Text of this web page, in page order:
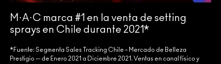
M·A·C marca #1 en la venta de setting
sprays en Chile durante 2021*
*Fuente: Segmenta Sales Tracking Chile – Mercado de Belleza
Prestigio –- de Enero 2021 a Diciembre 2021. Ventas en canal físico y